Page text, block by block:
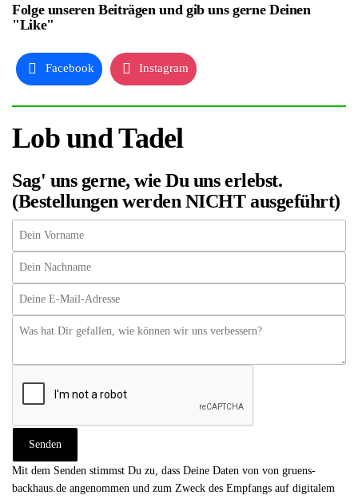
Folge unseren Beiträgen und gib uns gerne Deinen
"Like"
Facebook Instagram
Lob und Tadel
Sag' uns gerne, wie Du uns erlebst.
(Bestellungen werden NICHT ausgeführt)
Mit dem Senden stimmst Du zu, dass Deine Daten von von gruens-
backhaus.de angenommen und zum Zweck des Empfangs auf digitalem